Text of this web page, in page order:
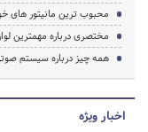
محبوب ترین مانیتور های
مختصری درباره مهمترین
همه چیز درباره سیستم
اخبار ویژه